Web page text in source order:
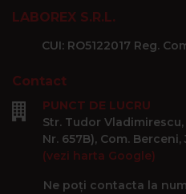
LABOREX S.R.L.
CUI: RO5122017 Reg.
Contact
PUNCT DE LUCRU
Str. Tudor
Nr. 657B), Com.
(vezi harta Google)
Ne poți contacta la